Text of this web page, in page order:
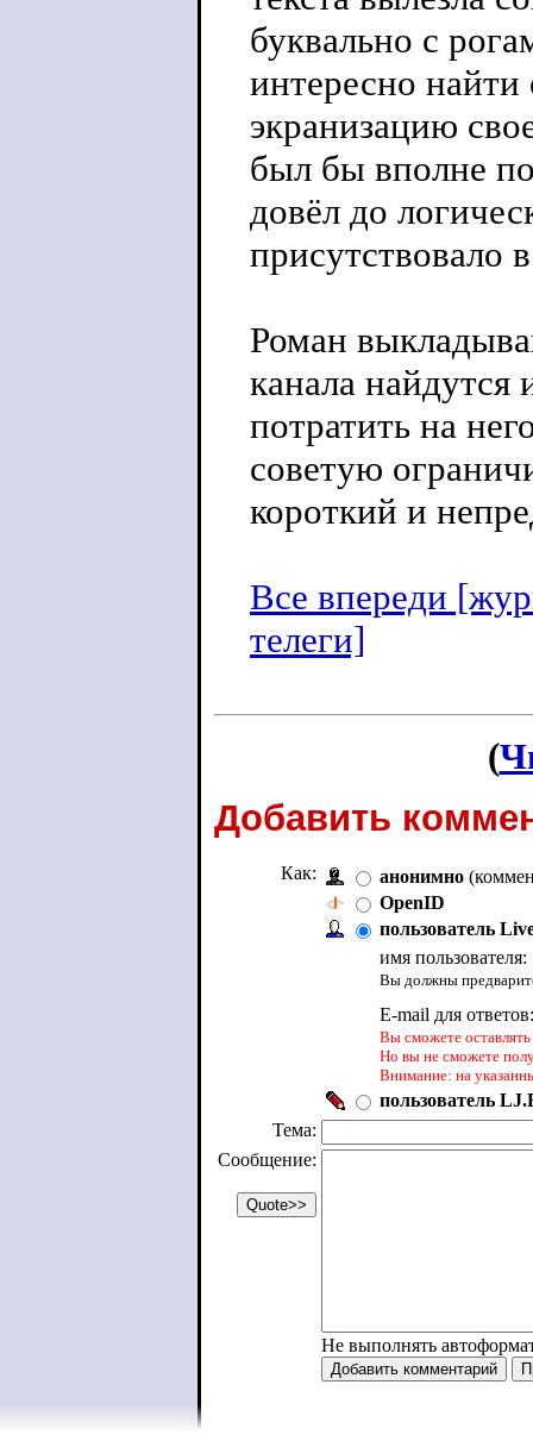
буквально с
интересно найти
экранизацию
был бы вполне
довёл до
присутствовало
Роман
канала
потратить на
советую
короткий и
Все впереди
телеги]
(
Добавить
Как: анонимно
OpenID
пользователь
имя пользователя:
Вы должны
E-mail для
Вы сможете
Но вы не сможете
Внимание: на
пользователь
Тема:
Сообщение:
Не выполнять